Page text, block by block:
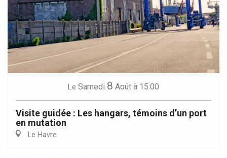
Le Samedi 8 Août à 15:00
Visite guidée : Les hangars, témoins d’un port
en mutation
Le Havre